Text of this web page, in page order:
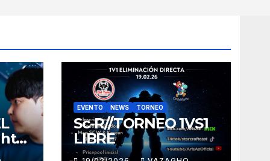
EVENTO NEWS TORNEO
Sc-R//TORNEO 1VS1
LIBRE